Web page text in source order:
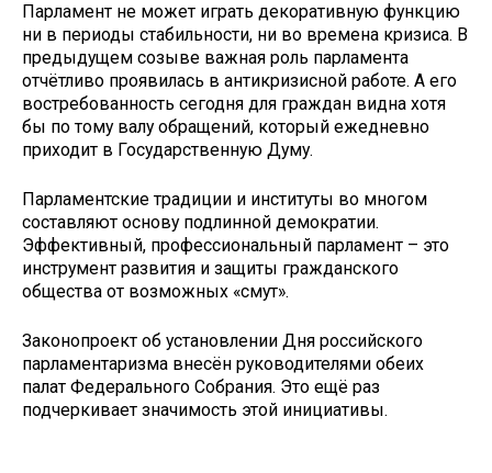
Парламент не может играть декоративную функцию
ни в периоды стабильности, ни во времена кризиса. В
предыдущем созыве важная роль парламента
отчётливо проявилась в антикризисной работе. А его
востребованность сегодня для граждан видна хотя
бы по тому валу обращений, который ежедневно
приходит в Государственную Думу.
Парламентские традиции и институты во многом
составляют основу подлинной демократии.
Эффективный, профессиональный парламент – это
инструмент развития и защиты гражданского
общества от возможных «смут».
Законопроект об установлении Дня российского
парламентаризма внесён руководителями обеих
палат Федерального Собрания. Это ещё раз
подчеркивает значимость этой инициативы.